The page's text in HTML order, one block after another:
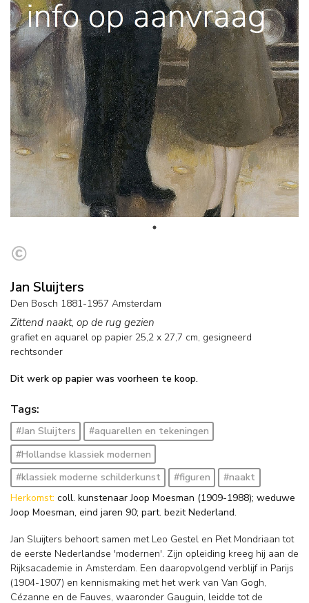
Jan Sluijters
Den Bosch 1881-1957 Amsterdam
Zittend naakt, op de rug gezien
grafiet en aquarel op papier 25,2 x 27,7 cm, gesigneerd
rechtsonder
Dit werk op papier was voorheen te koop.
Tags:
#Jan Sluijters
#aquarellen en tekeningen
#Hollandse klassiek modernen
#klassiek moderne schilderkunst
#figuren
#naakt
Herkomst: coll. kunstenaar Joop Moesman (1909-1988); weduwe
Joop Moesman, eind jaren 90; part. bezit Nederland.
Jan Sluijters behoort samen met Leo Gestel en Piet Mondriaan tot
de eerste Nederlandse 'modernen'. Zijn opleiding kreeg hij aan de
Rijksacademie in Amsterdam. Een daaropvolgend verblijf in Parijs
(1904-1907) en kennismaking met het werk van Van Gogh,
Cézanne en de Fauves, waaronder Gauguin, leidde tot de